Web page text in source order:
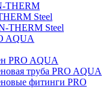
THERM
Steel
THERM Steel
AQUA
PRO AQUA
труба PRO AQUA
фитинги PRO